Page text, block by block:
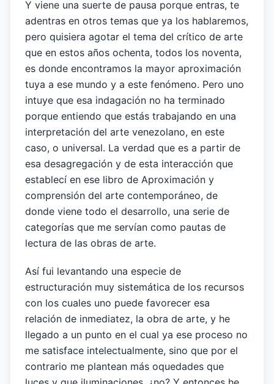
Y viene una suerte de pausa porque entras, te
adentras en otros temas que ya los hablaremos,
pero quisiera agotar el tema del crítico de arte
que en estos años ochenta, todos los noventa,
es donde encontramos la mayor aproximación
tuya a ese mundo y a este fenómeno. Pero uno
intuye que esa indagación no ha terminado
porque entiendo que estás trabajando en una
interpretación del arte venezolano, en este
caso, o universal. La verdad que es a partir de
esa desagregación y de esta interacción que
establecí en ese libro de Aproximación y
comprensión del arte contemporáneo, de
donde viene todo el desarrollo, una serie de
categorías que me servían como pautas de
lectura de las obras de arte.
Así fui levantando una especie de
estructuración muy sistemática de los recursos
con los cuales uno puede favorecer esa
relación de inmediatez, la obra de arte, y he
llegado a un punto en el cual ya ese proceso no
me satisface intelectualmente, sino que por el
contrario me plantean más oquedades que